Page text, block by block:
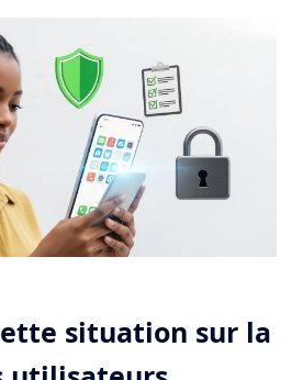
situation sur la